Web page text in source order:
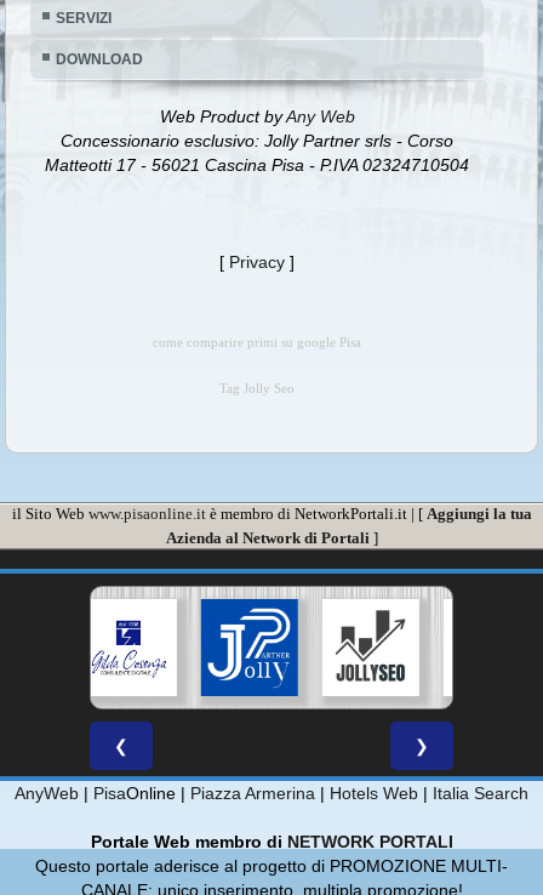
SERVIZI
DOWNLOAD
Web Product byAny Web
Concessionario esclusivo: Jolly Partner srls - Corso
Matteotti 17 - 56021 Cascina Pisa - P.IVA 02324710504
[ Privacy ]
come comparire primi su google Pisa
Tag Jolly Seo
il Sito Web www.pisaonline.itè membro di NetworkPortali.it | [ Aggiungi la tua
Azienda al Network di Portali]
❮ ❯
AnyWeb | PisaOnline | Piazza Armerina | Hotels Web | Italia Search
Portale Web membro di NETWORK PORTALI
Questo portale aderisce al progetto di PROMOZIONE MULTI-
CANALE: unico inserimento, multipla promozione!